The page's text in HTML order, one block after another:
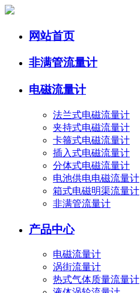
网站首页
非满管流量计
电磁流量计
法兰式电磁流量计
夹持式电磁流量计
卡箍式电磁流量计
插入式电磁流量计
分体式电磁流量计
电池供电电磁流量计
箱式电磁明渠流量计
非满管流量计
产品中心
电磁流量计
涡街流量计
热式气体质量流量计